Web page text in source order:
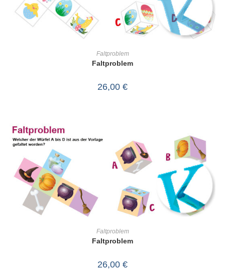
Faltproblem
Faltproblem
26,00 €
Faltproblem
Faltproblem
26,00 €